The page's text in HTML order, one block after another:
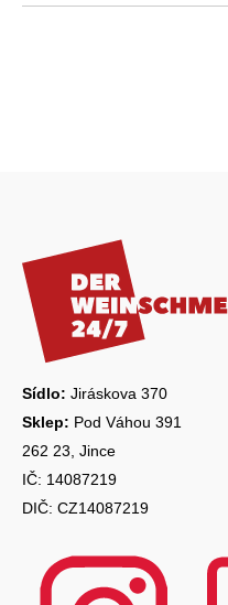
Sídlo: Jiráskova 370
Sklep: Pod Váhou 391
262 23, Jince
IČ: 14087219
DIČ: CZ14087219